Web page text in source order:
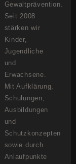
Gewaltprävention.
Seit 2008
stärken wir
Kinder,
Jugendliche
und
Erwachsene.
Mit Aufklärung,
Schulungen,
Ausbildungen
und
Schutzkonzepten
sowie durch
Anlaufpunkte